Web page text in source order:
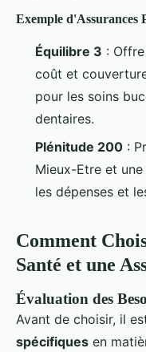
Exemple d'Assurances
Équilibre 3 :
coût et
pour les soins
dentaires.
Plénitude 200 :
Mieux-Etre et
les dépenses et
Comment
Santé et une
Évaluation des
Avant de choisir, il
spécifiques en